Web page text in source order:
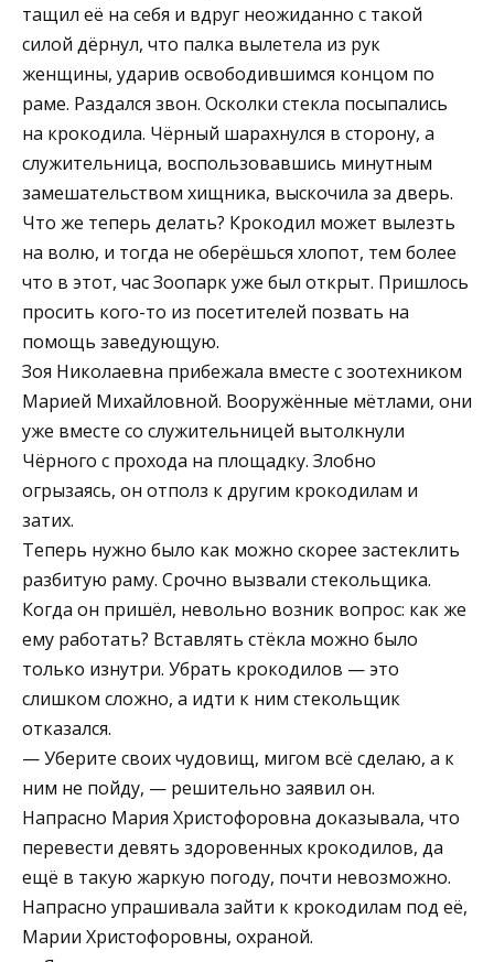
тащил её на себя и вдруг неожиданно с такой
силой дёрнул, что палка вылетела из рук
женщины, ударив освободившимся концом по
раме. Раздался звон. Осколки стекла посыпались
на крокодила. Чёрный шарахнулся в сторону, а
служительница, воспользовавшись минутным
замешательством хищника, выскочила за дверь.
Что же теперь делать? Крокодил может вылезть
на волю, и тогда не оберёшься хлопот, тем более
что в этот, час Зоопарк уже был открыт. Пришлось
просить кого-то из посетителей позвать на
помощь заведующую.
Зоя Николаевна прибежала вместе с зоотехником
Марией Михайловной. Вооружённые мётлами, они
уже вместе со служительницей вытолкнули
Чёрного с прохода на площадку. Злобно
огрызаясь, он отполз к другим крокодилам и
затих.
Теперь нужно было как можно скорее застеклить
разбитую раму. Срочно вызвали стекольщика.
Когда он пришёл, невольно возник вопрос: как же
ему работать? Вставлять стёкла можно было
только изнутри. Убрать крокодилов — это
слишком сложно, а идти к ним стекольщик
отказался.
— Уберите своих чудовищ, мигом всё сделаю, а к
ним не пойду, — решительно заявил он.
Напрасно Мария Христофоровна доказывала, что
перевести девять здоровенных крокодилов, да
ещё в такую жаркую погоду, почти невозможно.
Напрасно упрашивала зайти к крокодилам под её,
Марии Христофоровны, охраной.